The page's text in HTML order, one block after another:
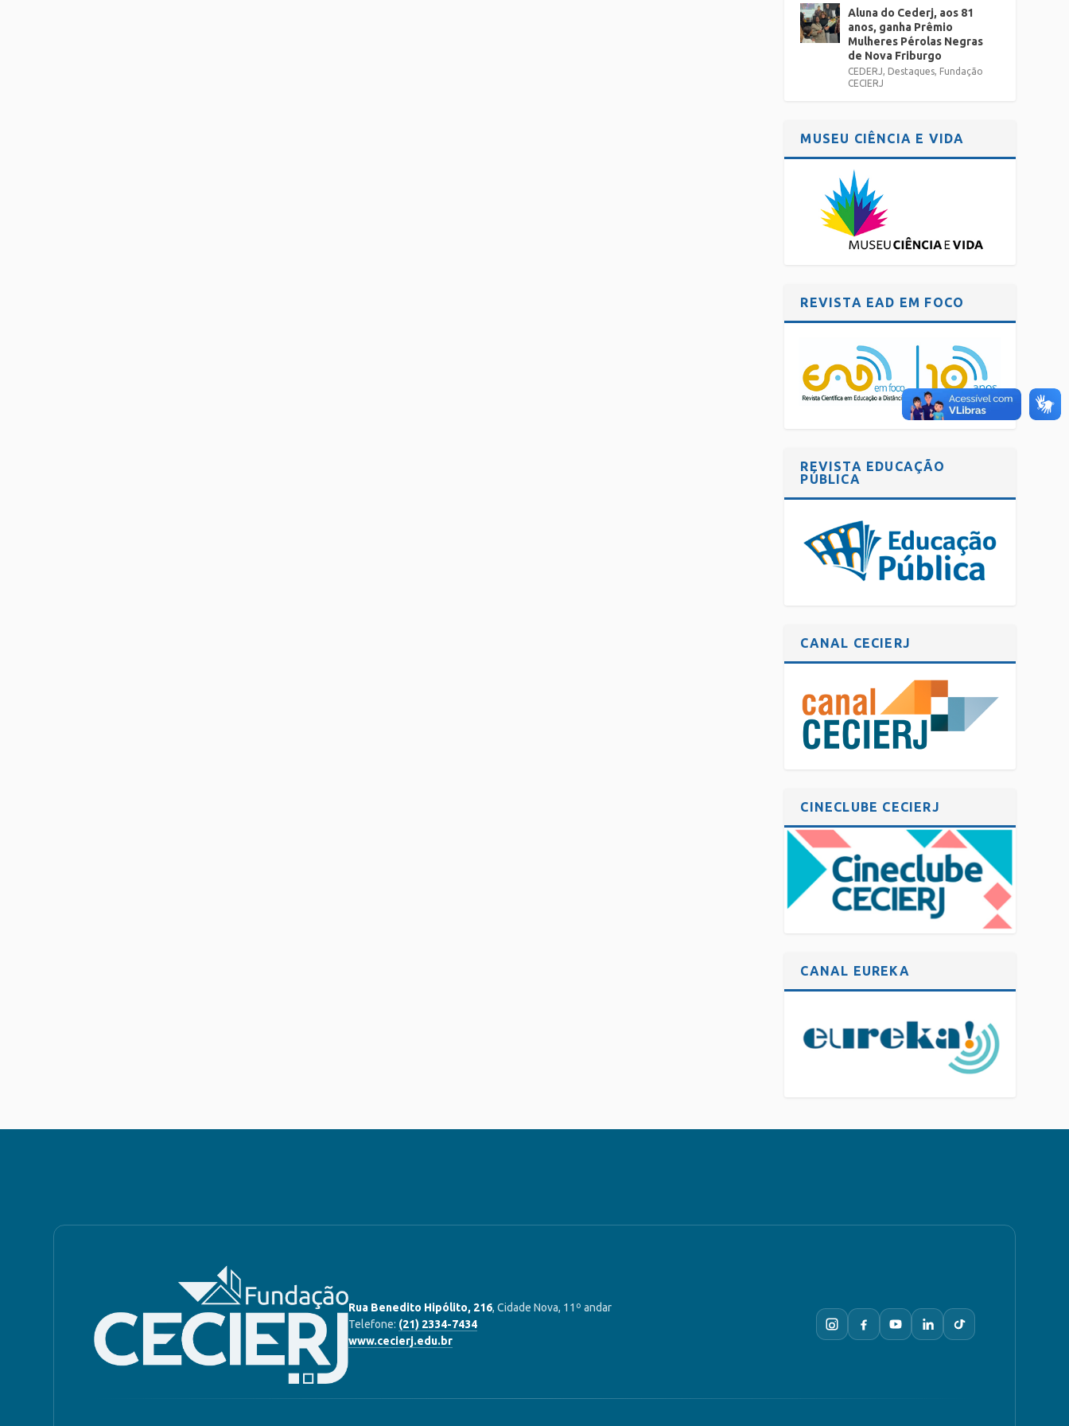
Aluna do Cederj, aos 81
anos, ganha Prêmio
Mulheres Pérolas Negras
de Nova Friburgo
CEDERJ, Destaques, Fundação
CECIERJ
MUSEU CIÊNCIA E VIDA
REVISTA EAD EM FOCO
REVISTA EDUCAÇÃO
PÚBLICA
CANAL CECIERJ
CINECLUBE CECIERJ
CANAL EUREKA
Rua Benedito Hipólito, 216, Cidade Nova, 11º andar
Telefone: (21) 2334-7434
www.cecierj.edu.br